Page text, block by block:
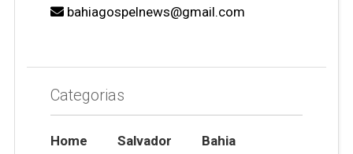
bahiagospelnews@gmail.com
Categorias
Home Salvador
Bahia